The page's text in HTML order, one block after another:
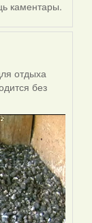
каментары.
отдыха
без